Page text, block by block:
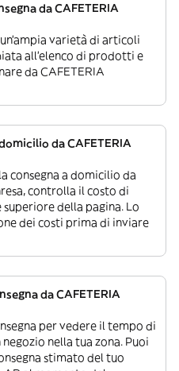
da CAFETERIA
varietà di articoli
all’elenco di prodotti e
da CAFETERIA
da CAFETERIA
consegna a domicilio da
controlla il costo di
della pagina. Lo
dei costi prima di inviare
da CAFETERIA
per vedere il tempo di
nella tua zona. Puoi
stimato del tuo